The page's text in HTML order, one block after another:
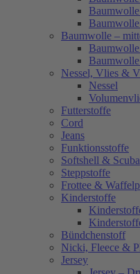
Baumwolle –
Nessel, Vlies &
Nessel
Futterstoffe
Cord
Jeans
Funktionsstoffe
Softshell & Scuba
Steppstoffe
Frottee &
Kinderstoffe
Bündchenstoff
Nicki, Fleece &
Jersey